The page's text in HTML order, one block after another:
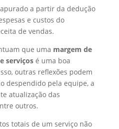
a partir da dedução
e custos do
de vendas.
que uma margem de
serviçosé uma boa
outras reflexões podem
despendido pela equipe, a
atualização das
outros.
totais de um serviço não